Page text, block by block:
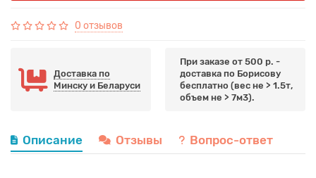
0 отзывов
Доставка по
Минску и Беларуси
При заказе от 500 р. -
доставка по Борисову
бесплатно (вес не > 1.5т,
объем не > 7м3).
Описание Отзывы Вопрос-ответ